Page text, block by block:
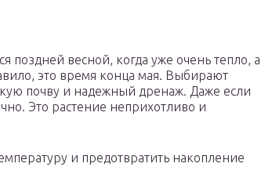
поздней весной, когда уже очень тепло, а
это время конца мая. Выбирают
почву и надежный дренаж. Даже если
Это растение неприхотливо и
и предотвратить накопление